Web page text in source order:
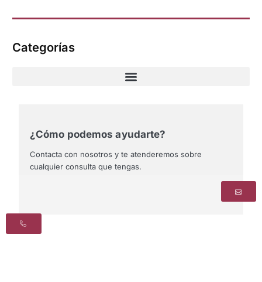
Categorías
¿Cómo podemos ayudarte?
Contacta con nosotros y te atenderemos sobre
cualquier consulta que tengas.